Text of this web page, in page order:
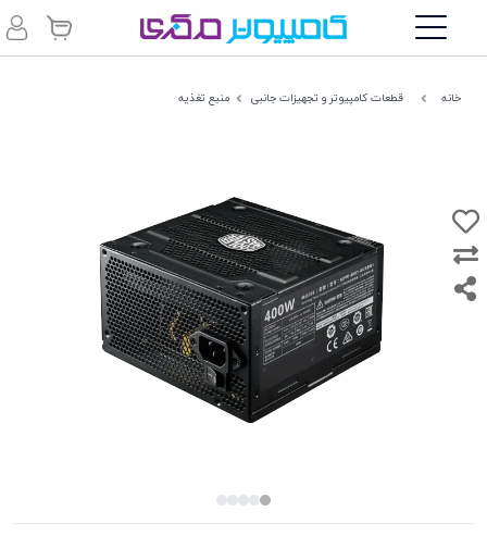
خانه قطعات کامپیوتر و تجهیزات جانبی منبع تغذیه